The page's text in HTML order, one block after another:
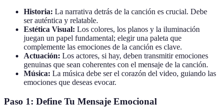
Historia: La narrativa detrás de la canción es crucial. Debe
ser auténtica y relatable.
Estética Visual: Los colores, los planos y la iluminación
juegan un papel fundamental; elegir una paleta que
complemente las emociones de la canción es clave.
Actuación: Los actores, si hay, deben transmitir emociones
genuinas que sean coherentes con el mensaje de la canción.
Música: La música debe ser el corazón del video, guiando las
emociones que deseas evocar.
Paso 1: Define Tu Mensaje Emocional